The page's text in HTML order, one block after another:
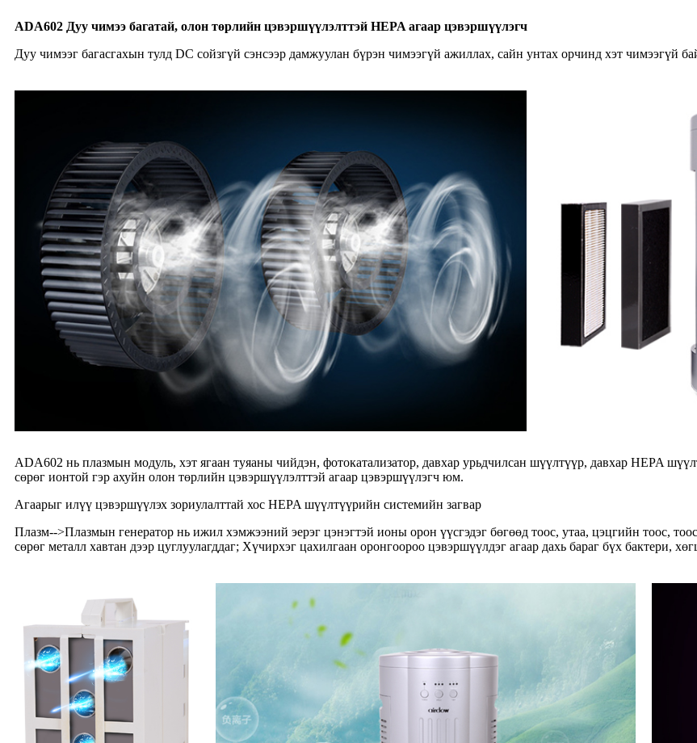
ADA602 Дуу чимээ багатай, олон төрлийн цэвэршүүлэлттэй HEPA агаар цэвэршүүлэгч
Дуу чимээг багасгахын тулд DC сойзгүй сэнсээр дамжуулан бүрэн чимээгүй ажиллах, сайн унтах орчинд хэт чимээгүй
ADA602 нь плазмын модуль, хэт ягаан туяаны чийдэн, фотокатализатор, давхар урьдчилсан шүүлтүүр, давхар HEPA
сөрөг ионтой гэр ахуйн олон төрлийн цэвэршүүлэлттэй агаар цэвэршүүлэгч юм.
Агаарыг илүү цэвэршүүлэх зориулалттай хос HEPA шүүлтүүрийн системийн загвар
Плазм-->Плазмын генератор нь ижил хэмжээний эерэг цэнэгтэй ионы орон үүсгэдэг бөгөөд тоос, утаа, цэцгийн тоос,
сөрөг металл хавтан дээр цуглуулагддаг; Хүчирхэг цахилгаан оронгоороо цэвэршүүлдэг агаар дахь бараг бүх бактери,